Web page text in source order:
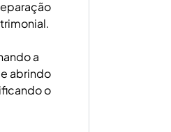
a
abrindo
o